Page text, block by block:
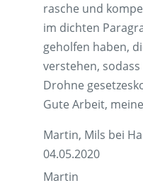
rasche und
im dichten
geholfen haben,
verstehen,
Drohne
Gute Arbeit,
Martin, Mils bei
04.05.2020
Martin